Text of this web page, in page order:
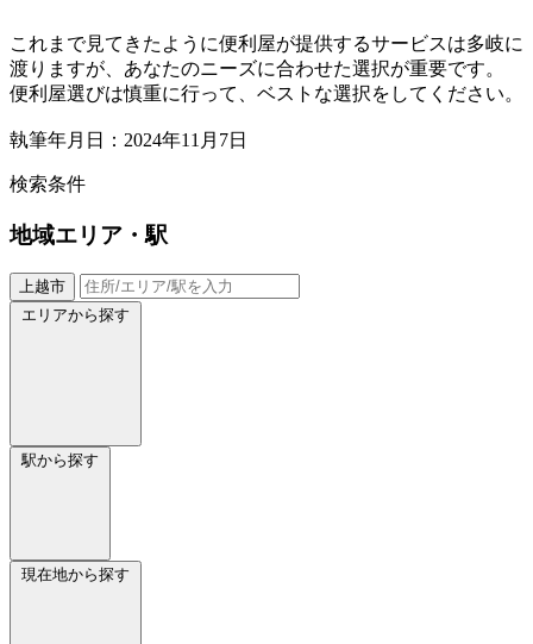
これまで見てきたように便利屋が提供するサービスは多岐に
渡りますが、あなたのニーズに合わせた選択が重要です。
便利屋選びは慎重に行って、ベストな選択をしてください。
執筆年月日：2024年11月7日
検索条件
地域エリア・駅
上越市
エリアから探す
駅から探す
現在地から探す